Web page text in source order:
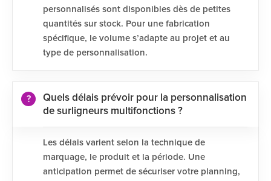
personnalisés sont disponibles dès de petites
quantités sur stock. Pour une fabrication
spécifique, le volume s’adapte au projet et au
type de personnalisation.
Quels délais prévoir pour la personnalisation
de surligneurs multifonctions ?
Les délais varient selon la technique de
marquage, le produit et la période. Une
anticipation permet de sécuriser votre planning,